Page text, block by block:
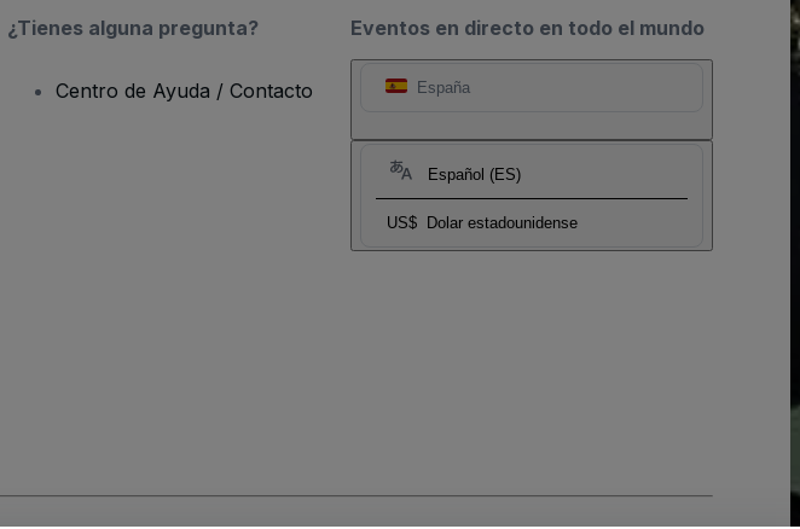
Eventos en directo en todo el mundo
España
Español (ES)
US$ Dolar estadounidense
¿Tienes alguna pregunta?
Centro de Ayuda / Contacto